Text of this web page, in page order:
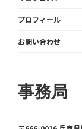
プロフィール
お問い合わせ
事務局